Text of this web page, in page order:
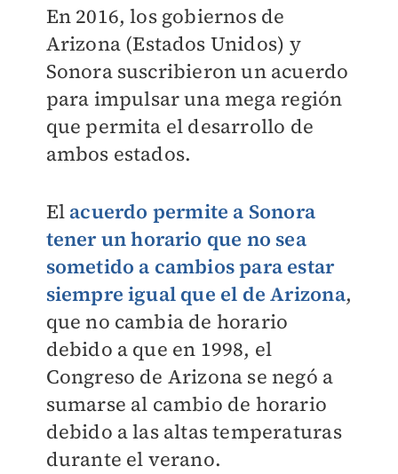
En 2016, los gobiernos de
Arizona (Estados Unidos) y
Sonora suscribieron un acuerdo
para impulsar una mega región
que permita el desarrollo de
ambos estados.
El acuerdo permite a Sonora
tener un horario que no sea
sometido a cambios para estar
siempre igual que el de Arizona,
que no cambia de horario
debido a que en 1998, el
Congreso de Arizona se negó a
sumarse al cambio de horario
debido a las altas temperaturas
durante el verano.